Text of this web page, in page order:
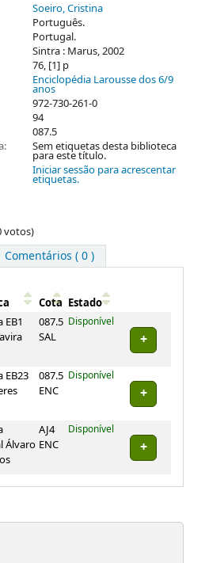
Soeiro, Cristina
Português.
Portugal.
Sintra : Marus, 2002
76, [1] p
Enciclopédia Larousse dos 6/9
anos
972-730-261-0
94
087.5
Sem etiquetas desta biblioteca
para este título.
Iniciar sessão para acrescentar
etiquetas.
votos)
Comentários ( 0 )
Cota Estado
EB1
087.5
SAL
Disponível
EB23
087.5
ENC
Disponível
Álvaro
AJ4
ENC
Disponível